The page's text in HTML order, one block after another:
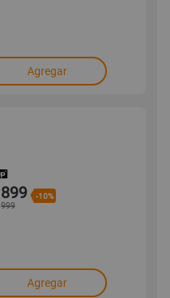
Agregar
899 -10%
999
Agregar